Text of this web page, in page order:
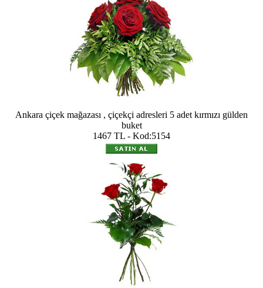
Ankara çiçek mağazası , çiçekçi adresleri 5 adet kırmızı gülden
buket
1467 TL - Kod:5154